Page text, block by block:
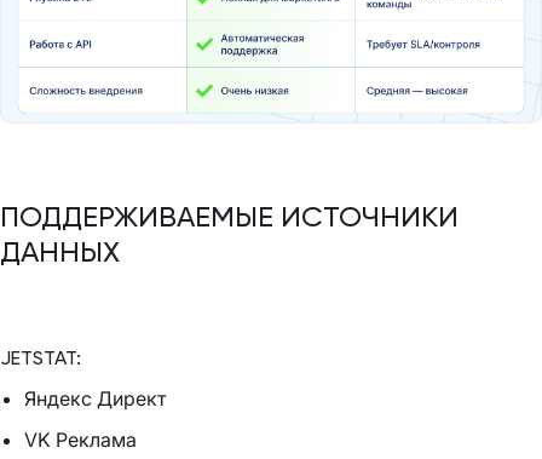
ПОДДЕРЖИВАЕМЫЕ ИСТОЧНИКИ
ДАННЫХ
JETSTAT:
Яндекс Директ
VK Реклама